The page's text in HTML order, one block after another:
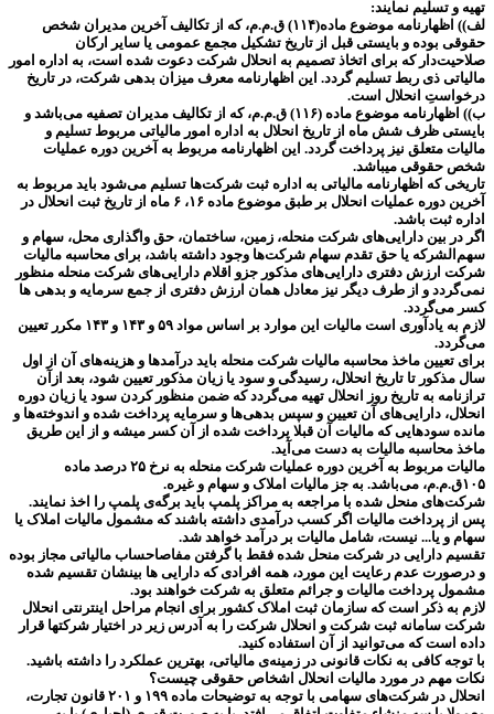
تهیه و تسلیم نمایند:
لف)) اظهارنامه موضوع ماده(۱۱۴) ق.م.م، که از تکالیف آخرین مدیران شخص
حقوقی بوده و بایستی قبل از تاریخ تشکیل مجمع عمومی یا سایر ارکان
صلاحیت‌دار که برای اتخاذ تصمیم به انحلال شرکت دعوت شده است، به اداره امور
مالیاتی ذی ربط تسلیم گردد. این اظهارنامه معرف میزان بدهی شرکت، در تاریخ
درخواستِ انحلال است.
ب)) اظهارنامه موضوع ماده (۱۱۶) ق.م.م، که از تکالیف مدیران تصفیه می‌باشد و
بایستی ظرف شش ماه از تاریخ انحلال به اداره امور مالیاتی مربوط تسلیم و
مالیات متعلق نیز پرداخت گردد. این اظهارنامه مربوط به آخرین دوره عملیات
شخص حقوقی میباشد.
تاریخی که اظهارنامه مالیاتی به اداره ثبت شرکت‌ها تسلیم می‌شود باید مربوط به
آخرین دوره عملیات انحلال بر طبق موضوع ماده ۱۶، ۶ ماه از تاریخ ثبت انحلال در
اداره ثبت باشد.
اگر در بین دارایی‌های شرکت منحله، زمین، ساختمان، حق واگذاری محل، سهام و
سهم‌الشرکه یا حق تقدم سهام شرکت‌ها وجود داشته باشد، برای محاسبه مالیات
شرکت ارزش دفتری دارایی‌های مذکور جزو اقلام دارایی‌های شرکت منحله منظور
نمی‌گردد و از طرف دیگر نیز معادل همان ارزش دفتری از جمع سرمایه و بدهی ها
کسر می‌گردد.
لازم به یادآوری است مالیات این موارد بر اساس مواد ۵۹ و ۱۴۳ و ۱۴۳ مکرر تعیین
می‌گردد.
برای تعیین ماخذ محاسبه مالیات شرکت منحله باید درآمد‌ها و هزینه‌های آن از اول
سال مذکور تا تاریخ انحلال، رسیدگی و سود یا زیان مذکور تعیین شود، بعد ازآن
ترازنامه به تاریخ روز انحلال تهیه می‌گردد که ضمن منظور کردن سود یا زیان دوره
انحلال، دارایی‌های آن تعیین و سپس بدهی‌ها و سرمایه پرداخت شده و اندوخته‌ها و
مانده سودهایی که مالیات آن قبلا پرداخت شده از آن کسر میشه و از این طریق
ماخذ محاسبه مالیات به دست می‌آید.
مالیات مربوط به آخرین دوره عملیات شرکت منحله به نرخ ۲۵ درصد ماده
۱۰۵ق.م.م، می‌باشد. به جز مالیات املاک و سهام و غیره.
شرکت‌های منحل شده با مراجعه به مراکز پلمپ باید برگه‌ی پلمپ را اخذ نمایند.
پس از پرداخت مالیات اگر کسب درآمدی داشته باشند که مشمول مالیات املاک یا
سهام و یا... نیست، شامل مالیات بر درآمد خواهد شد.
تقسیم دارایی در شرکت منحل شده فقط با گرفتن مفاصاحساب مالیاتی مجاز بوده
و درصورت عدم رعایت این مورد، همه افرادی که دارایی ها بینشان تقسیم شده
مشمول پرداخت مالیات و جرائم متعلق به شرکت خواهند بود.
لازم به ذکر است که سازمان ثبت املاک کشور برای انجام مراحل اینترنتی انحلال
شرکت سامانه ثبت شرکت و انحلال شرکت را به آدرس زیر در اختیار شرکتها قرار
داده است که می‌توانید از آن استفاده کنید.
با توجه کافی به نکات قانونی در زمینه‌ی مالیاتی، بهترین عملکرد را داشته باشید.
نکات مهم در مورد مالیات انحلال اشخاص حقوقی چیست؟
انحلال در شرکت‌های سهامی با توجه به توضیحات ماده ۱۹۹ و ۲۰۱ قانون تجارت،